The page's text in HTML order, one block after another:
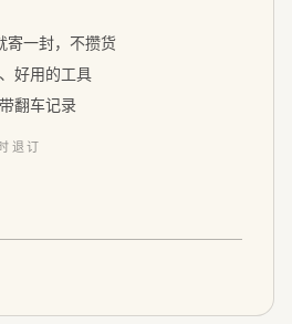
一封，不攒货
好用的工具
翻车记录
退订